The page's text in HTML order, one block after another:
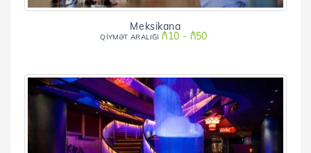
Meksikana
QİYMƏT ARALIĞI₼10 - ₼50